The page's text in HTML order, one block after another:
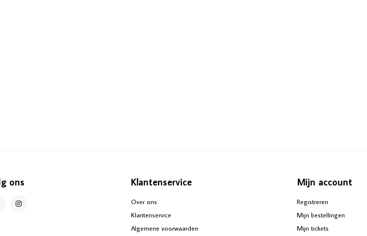
ons Klantenservice
Over ons
Klantenservice
Algemene voorwaarden
Mijn account
Registreren
Mijn bestellingen
Mijn tickets